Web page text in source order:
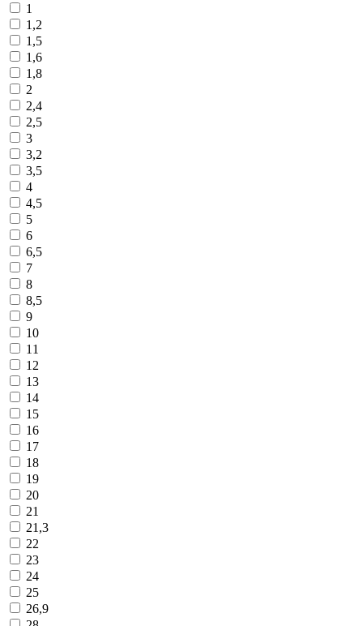
1
1,2
1,5
1,6
1,8
2
2,4
2,5
3
3,2
3,5
4
4,5
5
6
6,5
7
8
8,5
9
10
11
12
13
14
15
16
17
18
19
20
21
21,3
22
23
24
25
26,9